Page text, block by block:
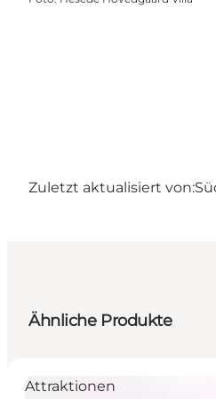
Zuletzt aktualisiert von:
Ähnliche Produkte
Attraktionen